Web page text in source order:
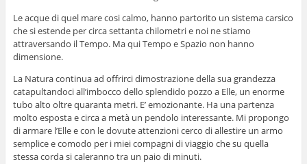
Le acque di quel mare cosi calmo, hanno partorito un sistema carsico
che si estende per circa settanta chilometri e noi ne stiamo
attraversando il Tempo. Ma qui Tempo e Spazio non hanno
dimensione.
La Natura continua ad offrirci dimostrazione della sua grandezza
catapultandoci all’imbocco dello splendido pozzo a Elle, un enorme
tubo alto oltre quaranta metri. E’ emozionante. Ha una partenza
molto esposta e circa a metà un pendolo interessante. Mi propongo
di armare l’Elle e con le dovute attenzioni cerco di allestire un armo
semplice e comodo per i miei compagni di viaggio che su quella
stessa corda si caleranno tra un paio di minuti.